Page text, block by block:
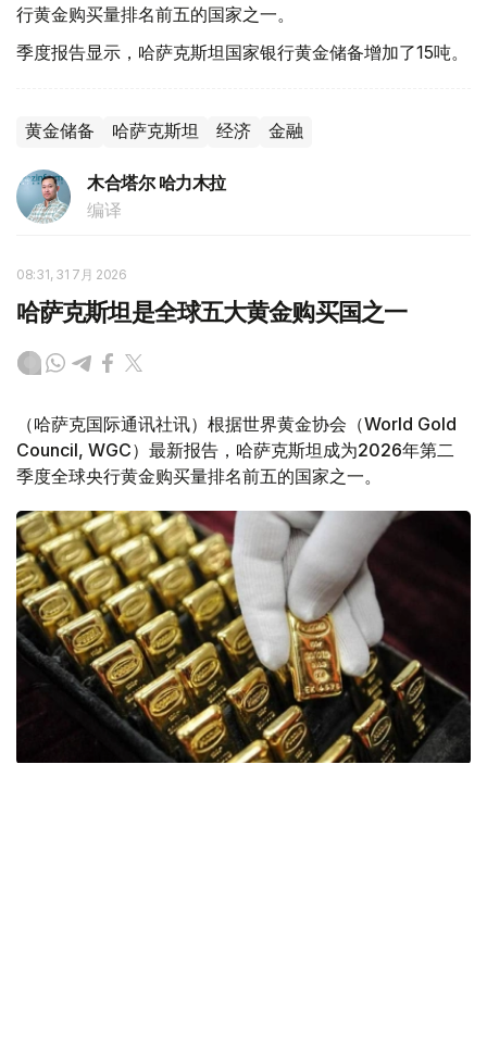
行黄金购买量排名前五的国家之一。
季度报告显示，哈萨克斯坦国家银行黄金储备增加了15吨。
黄金储备 哈萨克斯坦 经济 金融
木合塔尔 哈力木拉
编译
08:31, 31 7月 2026
哈萨克斯坦是全球五大黄金购买国之一
（哈萨克国际通讯社讯）根据世界黄金协会（World Gold
Council, WGC）最新报告，哈萨克斯坦成为2026年第二
季度全球央行黄金购买量排名前五的国家之一。